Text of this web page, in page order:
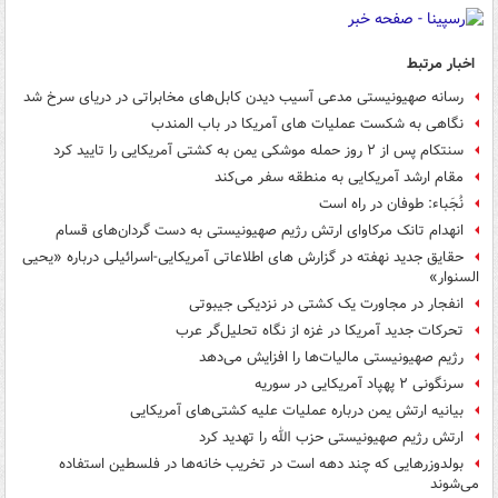
اخبار مرتبط
رسانه صهیونیستی مدعی آسیب دیدن کابل‌های مخابراتی در دریای سرخ شد
نگاهی به شکست عملیات های آمریکا در باب المندب
سنتکام پس از ۲ روز حمله موشکی یمن به کشتی آمریکایی را تایید کرد
مقام ارشد آمریکایی به منطقه سفر می‌کند
نُجَباء: طوفان در راه است
انهدام تانک مرکاوای ارتش رژیم صهیونیستی به دست گردان‌های قسام
حقایق جدید نهفته در گزارش های اطلاعاتی آمریکایی-اسرائیلی درباره «یحیی
السنوار»
انفجار در مجاورت یک کشتی در نزدیکی جیبوتی
تحرکات جدید آمریکا در غزه از نگاه تحلیل‌گر عرب
رژیم صهیونیستی مالیات‌ها را افزایش می‌دهد
سرنگونی ۲ پهپاد آمریکایی در سوریه
بیانیه ارتش یمن درباره عملیات علیه کشتی‌های آمریکایی
ارتش رژیم صهیونیستی حزب الله را تهدید کرد
بولدوزرهایی که چند دهه است در تخریب خانه‌ها در فلسطین استفاده
می‌شوند